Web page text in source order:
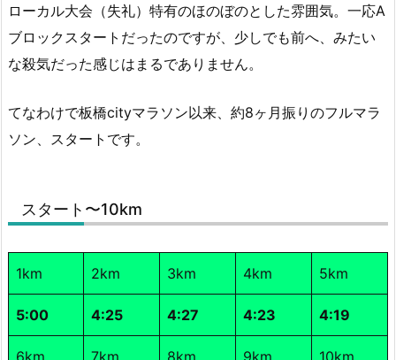
ローカル大会（失礼）特有のほのぼのとした雰囲気。一応A
ブロックスタートだったのですが、少しでも前へ、みたい
な殺気だった感じはまるでありません。
てなわけで板橋cityマラソン以来、約8ヶ月振りのフルマラ
ソン、スタートです。
スタート〜10km
1km 2km 3km 4km 5km
5:00 4:25 4:27 4:23 4:19